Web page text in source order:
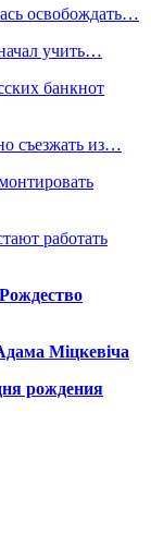
освобождать…
учить…
банкнот
съезжать из…
работать
Міцкевіча
рождения